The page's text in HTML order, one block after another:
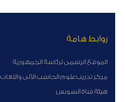
روابط هامة
الموقع الرسمى لرئاسة الجمهورية
مركز تدريب علوم الحاسب الآلى واللغات
هيئة قناة السوبس